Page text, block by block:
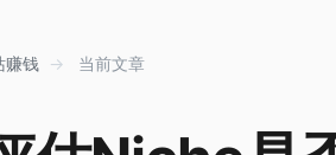
赚钱 → 当前文章